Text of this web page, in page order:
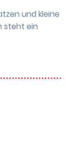
und kleine
steht ein